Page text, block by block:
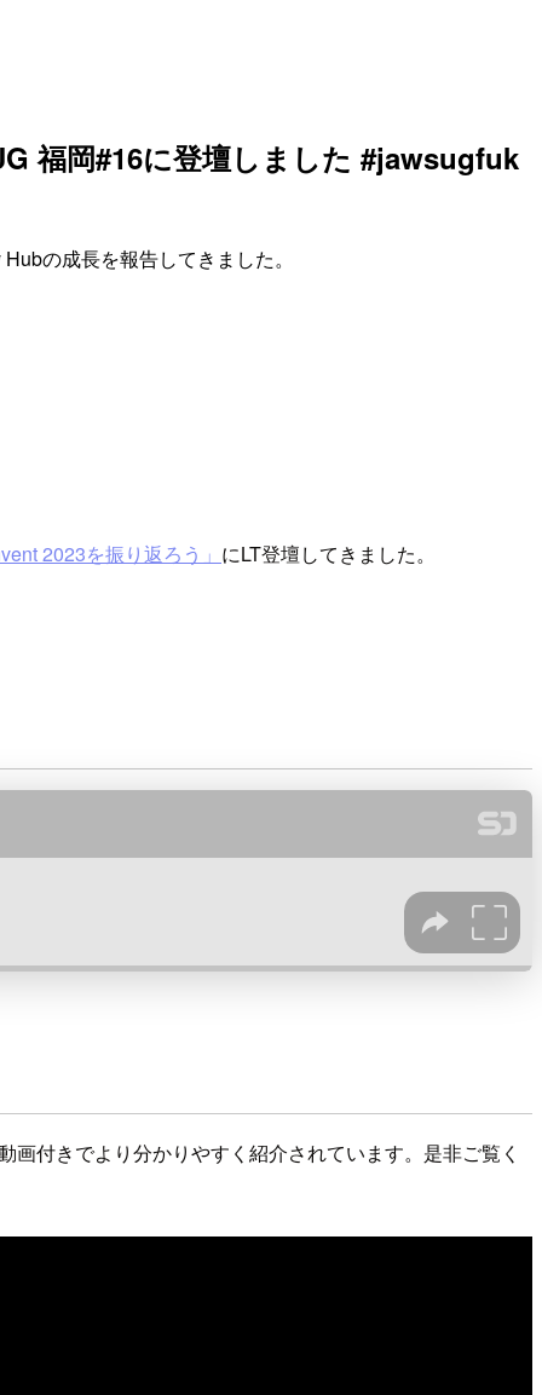
福岡#16に登壇しました #jawsugfuk
の成長を報告してきました。
2023を振り返ろう」 にLT登壇してきました。
付きでより分かりやすく紹介されています。是非ご覧く